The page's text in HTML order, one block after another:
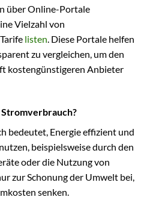
über Online-Portale
Vielzahl von
listen . Diese Portale helfen
zu vergleichen, um den
kostengünstigeren Anbieter
bedeutet, Energie effizient und
beispielsweise durch den
oder die Nutzung von
zur Schonung der Umwelt bei,
senken.